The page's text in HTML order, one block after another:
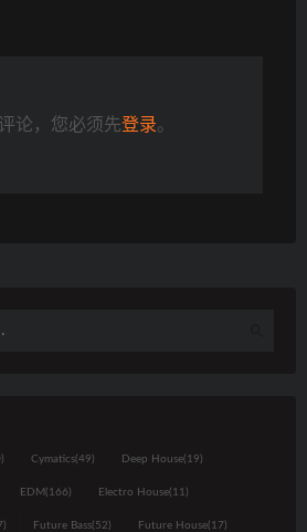
论，您必须先登录。
Cymatics(49) Deep House(19)
EDM(166) Electro House(11)
Future Bass(52) Future House(17)